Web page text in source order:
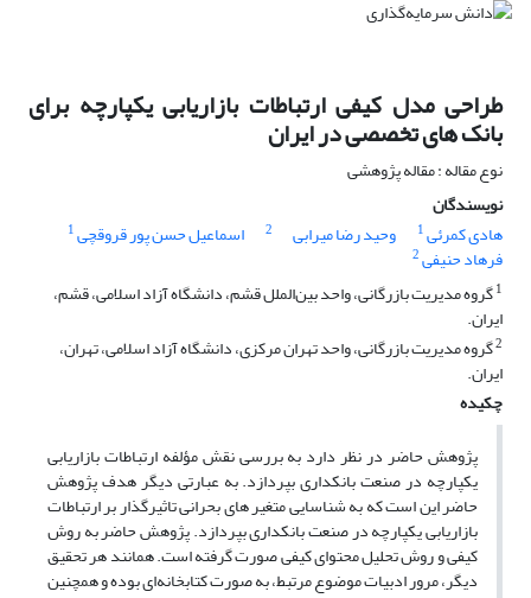
طراحی مدل کیفی ارتباطات بازاریابی یکپارچه برای
بانک های تخصصی در ایران
نوع مقاله : مقاله پژوهشی
نویسندگان
هادی کمرئی1 وحید رضا میرابی 2 اسماعیل حسن پور قروقچی1
فرهاد حنیفی2
1گروه مدیریت بازرگانی، واحد بین‌الملل قشم، دانشگاه آزاد اسلامی، قشم،
ایران.
2گروه مدیریت بازرگانی، واحد تهران مرکزی، دانشگاه آزاد اسلامی، تهران،
ایران.
چکیده
پژوهش حاضر در نظر دارد به بررسی نقش مؤلفه ارتباطات بازاریابی
یکپارچه در صنعت بانکداری بپردازد. به عبارتی دیگر هدف پژوهش
حاضر این است که به شناسایی متغیر های بحرانی تاثیر‌گذار بر ارتباطات
بازاریابی یکپارچه در صنعت بانکداری بپردازد. پژوهش حاضر به روش
کیفی و روش تحلیل محتوای کیفی صورت گرفته است. همانند هر تحقیق
دیگر، مرور ادبیات موضوع مرتبط، به صورت کتابخانه‌ای بوده و همچنین